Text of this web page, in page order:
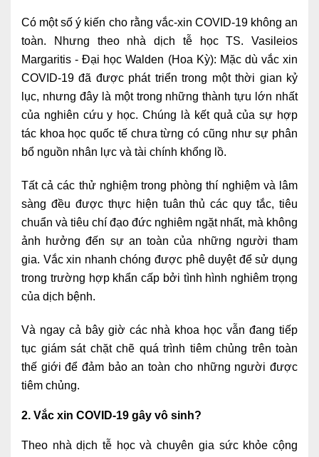
Mắt
Tai Mũi Họng
Vật lý trị liệu hồi phục chức năng
Xét nghiệm
Xét nghiệm sàng lọc NIPT
Chẩn đoán hình ảnh
Nội soi tiêu hóa
Các gói khám sức khỏe
Gói khám sức khỏe cá nhân định kỳ
Gói khám tầm soát ung thư sớm
Gói quản lý mạn tính
Dịch vụ ưu đãi đặc biệt
Bác sĩ online - Tư vấn từ xa
Bác sĩ gia đình chăm sóc y tế 24/7
Có một số ý kiến cho rằng vắc-xin COVID-19 không an
toàn. Nhưng theo nhà dịch tễ học TS. Vasileios
Margaritis - Đại học Walden (Hoa Kỳ): Mặc dù vắc xin
COVID-19 đã được phát triển trong một thời gian kỷ
lục, nhưng đây là một trong những thành tựu lớn nhất
của nghiên cứu y học. Chúng là kết quả của sự hợp
tác khoa học quốc tế chưa từng có cũng như sự phân
bổ nguồn nhân lực và tài chính khổng lồ.
Tất cả các thử nghiệm trong phòng thí nghiệm và lâm
sàng đều được thực hiện tuân thủ các quy tắc, tiêu
chuẩn và tiêu chí đạo đức nghiêm ngặt nhất, mà không
ảnh hưởng đến sự an toàn của những người tham
gia. Vắc xin nhanh chóng được phê duyệt để sử dụng
trong trường hợp khẩn cấp bởi tình hình nghiêm trọng
của dịch bệnh.
Và ngay cả bây giờ các nhà khoa học vẫn đang tiếp
tục giám sát chặt chẽ quá trình tiêm chủng trên toàn
thế giới để đảm bảo an toàn cho những người được
tiêm chủng.
2. Vắc xin COVID-19 gây vô sinh?
Theo nhà dịch tễ học và chuyên gia sức khỏe cộng